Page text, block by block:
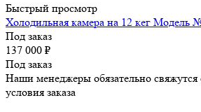
Быстрый просмотр
Холодильная камера на 12 кег Модель
Под заказ
137 000 ₽
Под заказ
Наши менеджеры обязательно свяжутся
условия заказа